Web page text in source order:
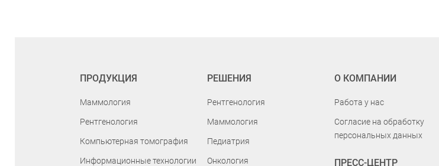
ПРОДУКЦИЯ
Маммология
Рентгенология
Компьютерная томография
Информационные технологии
РЕШЕНИЯ
Рентгенология
Маммология
Педиатрия
Онкология
О КОМПАНИИ
Работа у нас
Согласие на обработку
персональных данных
ПРЕСС-ЦЕНТР